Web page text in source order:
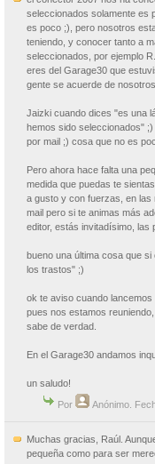
seleccionados solamente es
es poco ;), pero nosotros
teniendo, y conocer tanto a
seleccionados, por ejemplo
eres del Garage30 que
gente se acuerde de nosotros.
Jaizki cuando dices "es una
hemos sido seleccionados"
por mail ;) cosa que no es
Pero ahora hace falta una
medida que puedas te
a gusto y con fuerzas, en las
mail pero si te animas más
editor, estás invitadísimo, las
bueno una última cosa que
los trastos" ;)
ok te aviso cuando
pues nos estamos
sabe de verdad.
En el Garage30 andamos
un saludo!
Por
Anónimo.
Muchas gracias, Raúl.
pequeña como para ser